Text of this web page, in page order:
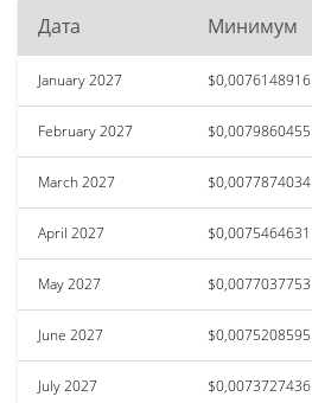
Дата Минимум
January 2027 $0,0076148916
February 2027 $0,0079860455
March 2027 $0,0077874034
April 2027 $0,0075464631
May 2027 $0,0077037753
June 2027 $0,0075208595
July 2027 $0,0073727436